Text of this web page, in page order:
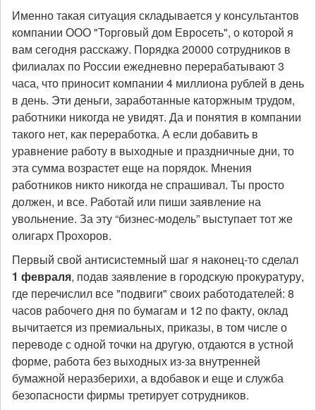
Именно такая ситуация складывается у консультантов
компании ООО "Торговый дом Евросеть", о которой я
вам сегодня расскажу. Порядка 20000 сотрудников в
филиалах по России ежедневно перерабатывают 3
часа, что приносит компании 4 миллиона рублей в день
в день. Эти деньги, заработанные каторжным трудом,
работники никогда не увидят. Да и понятия в компании
такого нет, как переработка. А если добавить в
уравнение работу в выходные и праздничные дни, то
эта сумма возрастет еще на порядок. Мнения
работников никто никогда не спрашивал. Ты просто
должен, и все. Работай или пиши заявление на
увольнение. За эту “бизнес-модель” выступает тот же
олигарх Прохоров.
Первый свой антисистемный шаг я наконец-то сделал
1 февраля, подав заявление в городскую прокуратуру,
где перечислил все "подвиги" своих работодателей: 8
часов рабочего дня по бумагам и 12 по факту, оклад
вычитается из премиальных, приказы, в том числе о
переводе с одной точки на другую, отдаются в устной
форме, работа без выходных из-за внутренней
бумажной неразберихи, а вдобавок и еще и служба
безопасности фирмы третирует сотрудников.